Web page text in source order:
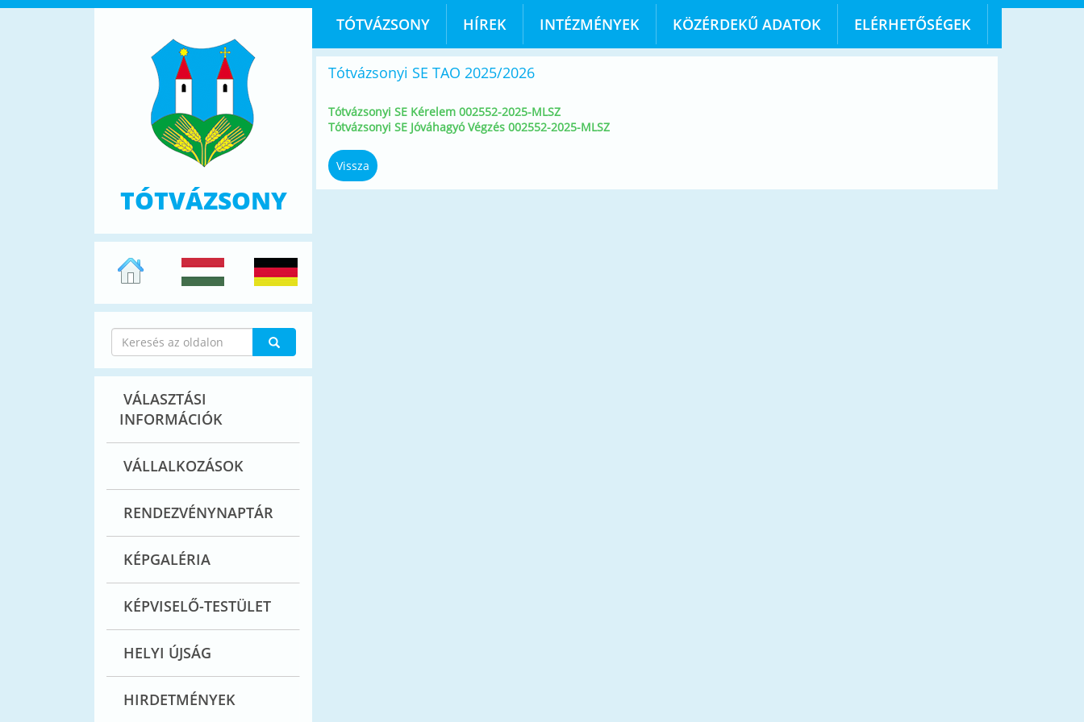
TÓTVÁZSONY HÍREK INTÉZMÉNYEK KÖZÉRDEKŰ ADATOK ELÉRHETŐSÉGEK
TÓTVÁZSONY
VÁLASZTÁSI
INFORMÁCIÓK
VÁLLALKOZÁSOK
RENDEZVÉNYNAPTÁR
KÉPGALÉRIA
KÉPVISELŐ-TESTÜLET
HELYI ÚJSÁG
HIRDETMÉNYEK
Tótvázsonyi SE TAO 2025/2026
Tótvázsonyi SE Kérelem 002552-2025-MLSZ
Tótvázsonyi SE Jóváhagyó Végzés 002552-2025-MLSZ
Vissza